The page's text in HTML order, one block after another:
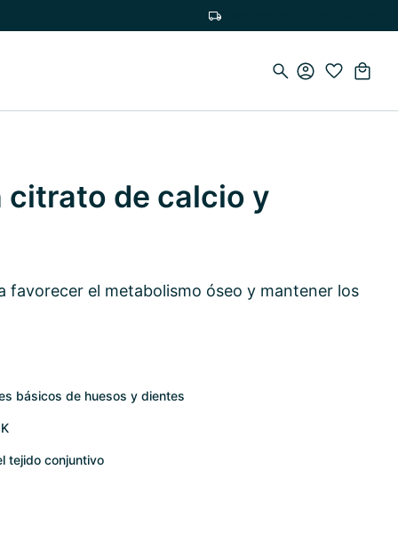
citrato de calcio y
favorecer el metabolismo óseo y mantener los
básicos de huesos y dientes
tejido conjuntivo